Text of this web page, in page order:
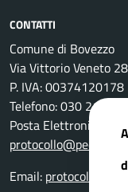
CONTATTI
Comune di Bovezzo
Via Vittorio Veneto
P. IVA: 00374120178
Telefono: 030 2111 211
Posta Elettronica
Email: